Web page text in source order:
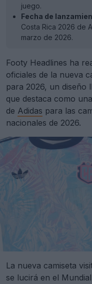
juego.
Fecha de
Costa Rica 2026 de
marzo de 2026.
Footy Headlines ha
oficiales de la nueva
para 2026, un diseño
que destaca como
de Adidas para las
nacionales de 2026.
La nueva camiseta
se lucirá en el